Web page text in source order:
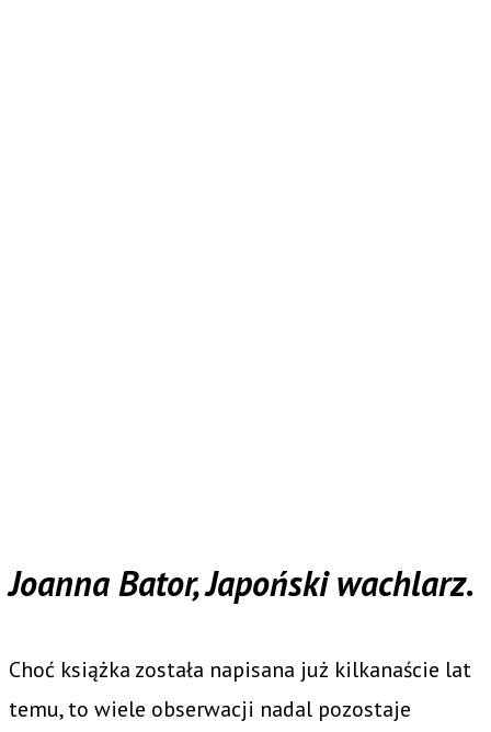
Joanna Bator, Japoński wachlarz.
Choć książka została napisana już kilkanaście lat
temu, to wiele obserwacji nadal pozostaje